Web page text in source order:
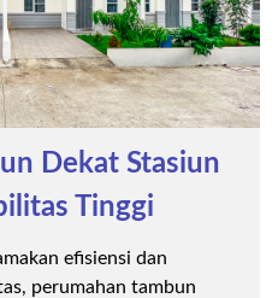
Dekat Stasiun
Tinggi
efisiensi dan
perumahan tambun